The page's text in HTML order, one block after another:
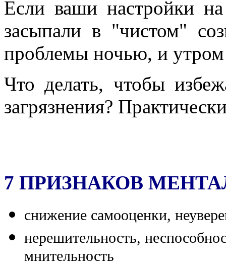
Если ваши настройки
засыпали в "чистом"
проблемы ночью, и
Что делать, чтобы
загрязнения?
7 ПРИЗНАКОВ
снижение самооценки,
нерешительность,
мнительность